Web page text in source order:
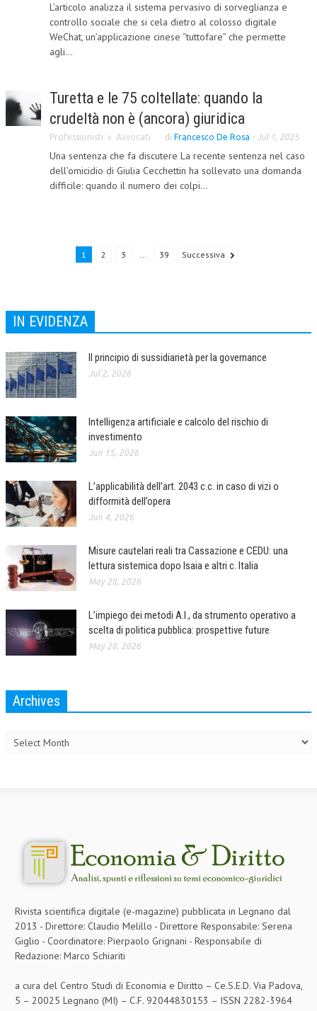
TRIBUTARIA
PENALE
ARCHIVIO EVENTI (FINO AL 2022)
CORSI ENTI TERZI
BOLLETTINO FINANZIAMENTI
TESI DI LAUREA
INVITI E PROMOZIONI
L’articolo analizza il sistema pervasivo di sorveglianza e
controllo sociale che si cela dietro al colosso digitale
WeChat, un’applicazione cinese “tuttofare” che permette
agli...
Turetta e le 75 coltellate: quando la
crudeltà non è (ancora) giuridica
Professionisti Avvocati di Francesco De Rosa - Jul 1, 2025
Una sentenza che fa discutere La recente sentenza nel caso
dell’omicidio di Giulia Cecchettin ha sollevato una domanda
difficile: quando il numero dei colpi...
1 2 3 ... 39 Successiva
IN EVIDENZA
Il principio di sussidiarietà per la governance
Jul 2, 2026
Intelligenza artificiale e calcolo del rischio di
investimento
Jun 15, 2026
L’applicabilità dell’art. 2043 c.c. in caso di vizi o
difformità dell’opera
Jun 4, 2026
Misure cautelari reali tra Cassazione e CEDU: una
lettura sistemica dopo Isaia e altri c. Italia
May 28, 2026
L’impiego dei metodi A.I., da strumento operativo a
scelta di politica pubblica: prospettive future
May 28, 2026
Archives
Rivista scientifica digitale (e-magazine) pubblicata in Legnano dal
2013 - Direttore: Claudio Melillo - Direttore Responsabile: Serena
Giglio - Coordinatore: Pierpaolo Grignani - Responsabile di
Redazione: Marco Schiariti
a cura del Centro Studi di Economia e Diritto – Ce.S.E.D. Via Padova,
5 – 20025 Legnano (MI) – C.F. 92044830153 – ISSN 2282-3964